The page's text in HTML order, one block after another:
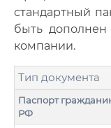
стандартный
быть дополнен
компании.
Тип документа
Паспорт
РФ